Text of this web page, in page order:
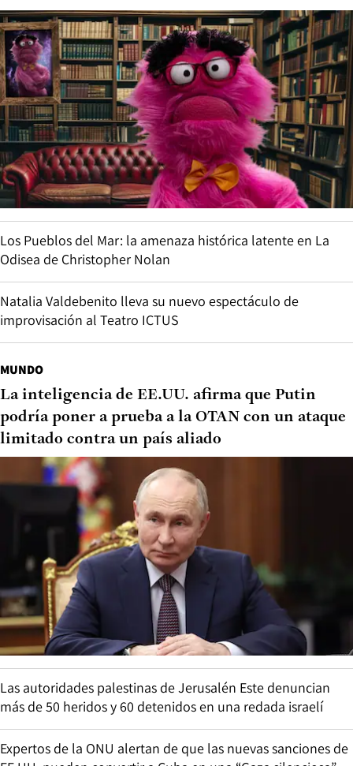
Los Pueblos del Mar: la amenaza histórica latente en La
Odisea de Christopher Nolan
Natalia Valdebenito lleva su nuevo espectáculo de
improvisación al Teatro ICTUS
MUNDO
La inteligencia de EE.UU. afirma que Putin
podría poner a prueba a la OTAN con un ataque
limitado contra un país aliado
Las autoridades palestinas de Jerusalén Este denuncian
más de 50 heridos y 60 detenidos en una redada israelí
Expertos de la ONU alertan de que las nuevas sanciones de